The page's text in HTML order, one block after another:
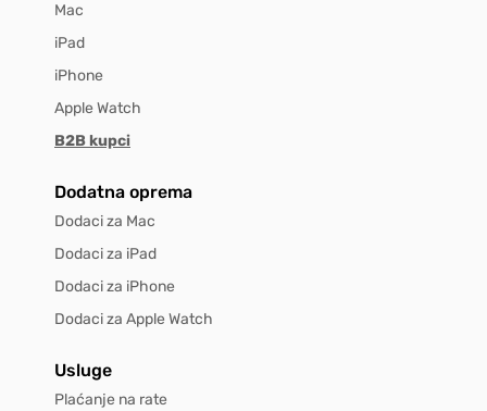
Mac
iPad
iPhone
Apple Watch
B2B kupci
Dodatna oprema
Dodaci za Mac
Dodaci za iPad
Dodaci za iPhone
Dodaci za Apple Watch
Usluge
Plaćanje na rate